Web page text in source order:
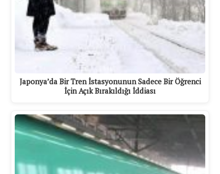
Japonya’da Bir Tren İstasyonunun Sadece Bir Öğrenci
İçin Açık Bırakıldığı İddiası